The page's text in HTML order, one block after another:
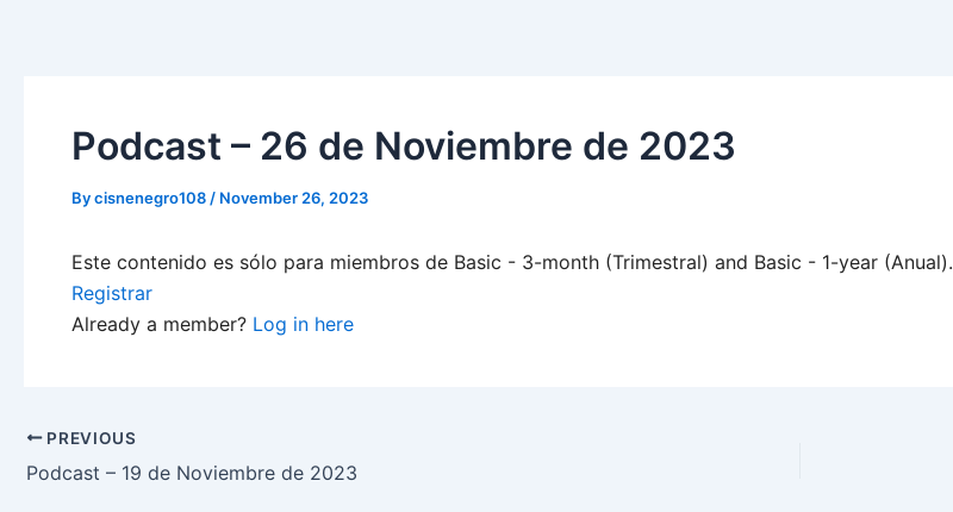
Podcast – 26 de Noviembre de 2023
Bycisnenegro108 / November 26, 2023
Este contenido es sólo para miembros de Basic - 3-month (Trimestral) and Basic - 1-year (Anual).
Registrar
Already a member? Log in here
PREVIOUS
Podcast – 19 de Noviembre de 2023